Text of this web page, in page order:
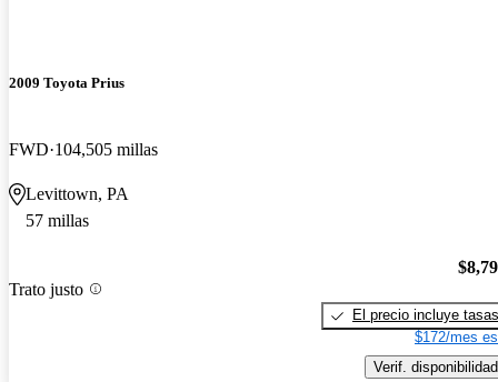
2009 Toyota Prius
FWD 104,505 millas
Levittown, PA
57 millas
Trato justo
El precio incluye tasas
$172/mes
Verif. disponibilidad